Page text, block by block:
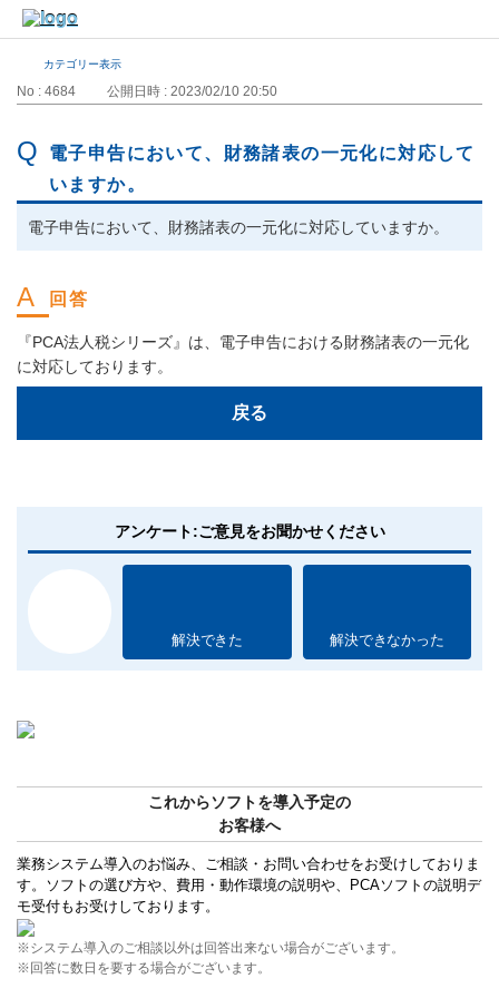
カテゴリー表示
No : 4684 公開日時 : 2023/02/10 20:50
電子申告において、財務諸表の一元化に対応して
いますか。
電子申告において、財務諸表の一元化に対応していますか。
『PCA法人税シリーズ』は、電子申告における財務諸表の一元化
に対応しております。
戻る
アンケート:ご意見をお聞かせください
解決できた 解決できなかった
これからソフトを導入予定の
お客様へ
業務システム導入のお悩み、ご相談・お問い合わせをお受けしておりま
す。ソフトの選び方や、費用・動作環境の説明や、PCAソフトの説明デ
モ受付もお受けしております。
※システム導入のご相談以外は回答出来ない場合がございます。
※回答に数日を要する場合がございます。